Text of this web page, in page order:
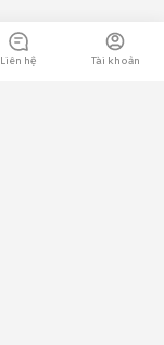
Liên hệ Tài khoản